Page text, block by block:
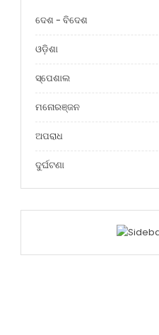
ଦେଶ - ବିଦେଶ
ଓଡ଼ିଶା
ସ୍ପେଶାଲ
ମନୋରଞ୍ଜନ
ଅପରାଧ
ଦୁର୍ଘଟଣା